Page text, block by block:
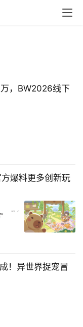
，BW2026线下
爆料更多创新玩
！异世界捉宠冒